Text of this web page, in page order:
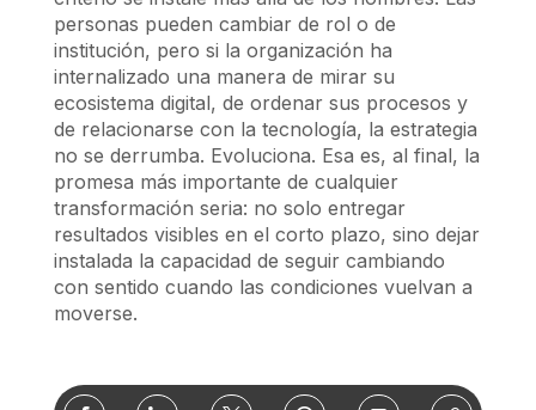
personas pueden cambiar de rol o de
institución, pero si la organización ha
internalizado una manera de mirar su
ecosistema digital, de ordenar sus procesos y
de relacionarse con la tecnología, la estrategia
no se derrumba. Evoluciona. Esa es, al final, la
promesa más importante de cualquier
transformación seria: no solo entregar
resultados visibles en el corto plazo, sino dejar
instalada la capacidad de seguir cambiando
con sentido cuando las condiciones vuelvan a
moverse.